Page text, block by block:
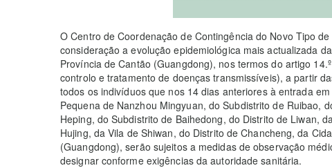
O Centro de Coordenação de Contingência do Novo Tipo
consideração a evolução epidemiológica mais actualizada
Província de Cantão (Guangdong), nos termos do artigo
controlo e tratamento de doenças transmissíveis), a partir
todos os indivíduos que nos 14 dias anteriores à entrada
Pequena de Nanzhou Mingyuan, do Subdistrito de Ruibao,
Heping, do Subdistrito de Baihedong, do Distrito de Liwan,
Hujing, da Vila de Shiwan, do Distrito de Chancheng, da
(Guangdong), serão sujeitos a medidas de observação
designar conforme exigências da autoridade sanitária.